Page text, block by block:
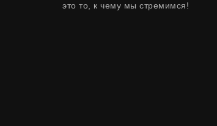
это то, к чему мы стремимся!